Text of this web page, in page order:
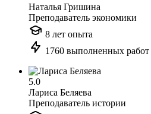
Наталья Гришина
Преподаватель экономики
8 лет опыта
1760 выполненных работ
5.0
Лариса Беляева
Преподаватель истории